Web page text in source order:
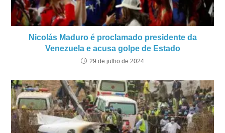
Nicolás Maduro é proclamado presidente da
Venezuela e acusa golpe de Estado
29 de julho de 2024